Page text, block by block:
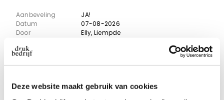
Deze website maakt gebruik van cookies
Aanbeveling
JA!
Datum
07-08-2026
Door
Elly, Liempde